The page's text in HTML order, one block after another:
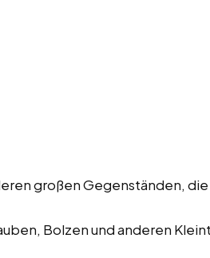
großen Gegenständen,
Bolzen und anderen